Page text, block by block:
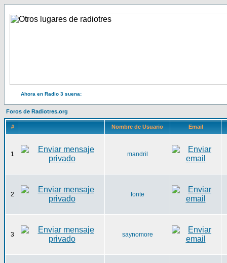
Ahora en Radio 3 suena:
Foros de Radiotres.org
# Nombre de Usuario Email
1 mandril
2 fonte
3 saynomore